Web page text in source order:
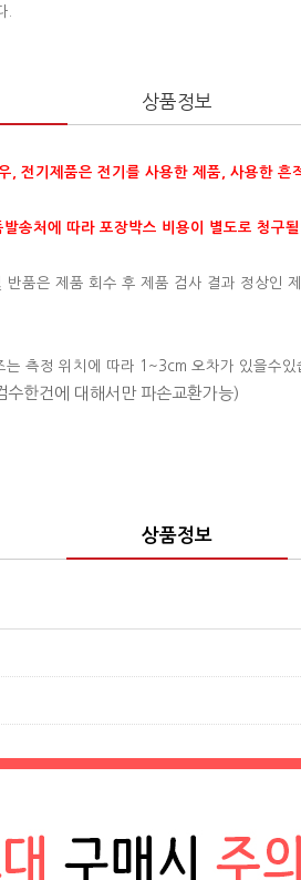
.
상품정보
전기제품은 전기를 사용한 제품, 사용한
송처에 따라 포장박스 비용이 별도로 청구
품은 제품 회수 후 제품 검사 결과 정상인
측정 위치에 따라 1~3cm 오차가 있을수있
한건에 대해서만 파손교환가능)
상품정보